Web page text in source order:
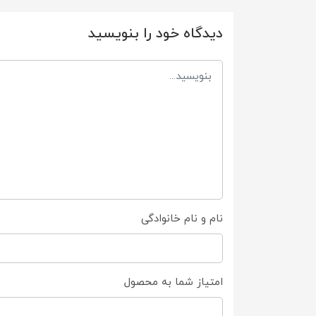
دیدگاه خود را بنویسید
نام و نام خانوادگی
امتیاز شما به محصول